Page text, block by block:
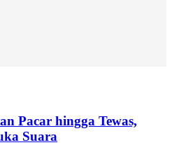
Pacar hingga Tewas,
Suara